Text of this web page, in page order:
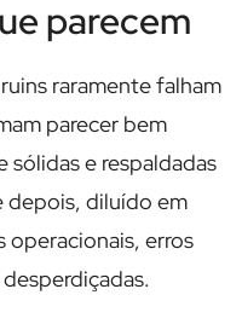
parecem
raramente falham
parecer bem
e respaldadas
depois, diluído em
operacionais, erros